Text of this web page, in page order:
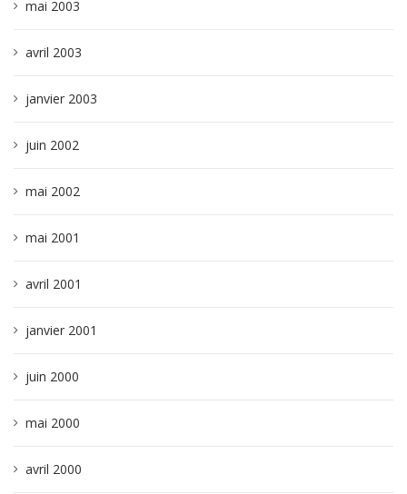
mai 2003
avril 2003
janvier 2003
juin 2002
mai 2002
mai 2001
avril 2001
janvier 2001
juin 2000
mai 2000
avril 2000